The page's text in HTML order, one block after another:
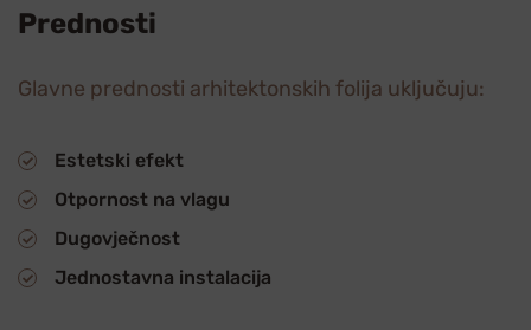
Prednosti
Glavne prednosti arhitektonskih folija uključuju:
Estetski efekt
Otpornost na vlagu
Dugovječnost
Jednostavna instalacija